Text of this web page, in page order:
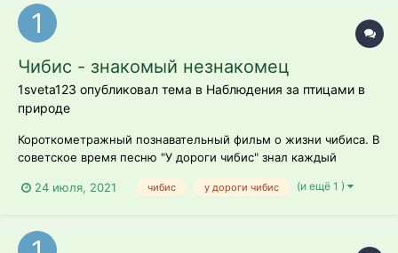
Чибис - знакомый незнакомец
1sveta123 опубликовал тема в Наблюдения за птицами в
природе
Короткометражный познавательный фильм о жизни чибиса. В
советское время песню "У дороги чибис" знал каждый
хоре. Она являлась гимном движения юных натуралистов. Но
Наверняка, нет. Ведь...
24 июля, 2021 чибис у дороги чибис (и ещё 1 )